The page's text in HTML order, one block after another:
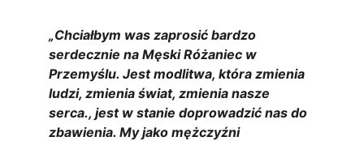
„Chciałbym was zaprosić bardzo
serdecznie na Męski Różaniec w
Przemyślu. Jest modlitwa, która zmienia
ludzi, zmienia świat, zmienia nasze
serca., jest w stanie doprowadzić nas do
zbawienia. My jako mężczyźni